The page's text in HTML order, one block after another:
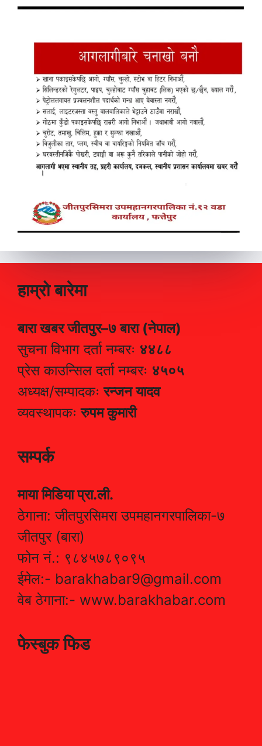
हाम्रो बारेमा
बारा खबर जीतपुर–७ बारा (नेपाल)
सुचना विभाग दर्ता नम्बरः ४४८८
प्रेस काउन्सिल दर्ता नम्बरः ४५०५
अध्यक्ष/सम्पादकःरन्जन यादव
व्यवस्थापकःरुपम कुमारी
सम्पर्क
माया मिडिया प्रा.ली.
ठेगाना: जीतपुरसिमरा उपमहानगरपालिका-७
जीतपुर (बारा)
फोन नं.: ९८४५७८९०९५
ईमेल:- barakhabar9@gmail.com
वेब ठेगाना:- www.barakhabar.com
फेस्बुक फिड